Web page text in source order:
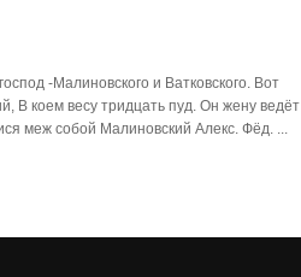
-Малиновского и Ватковского. Вот
В коем весу тридцать пуд. Он жену ведёт
меж собой Малиновский Алекс. Фёд. ...